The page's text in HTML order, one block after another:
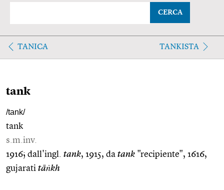
CERCA
TANICA TANKISTA
tank
/tank/
tank
s.m.inv.
1916; dall'ingl. tank, 1915, da tank "recipiente", 1616,
gujarati tāṅkh